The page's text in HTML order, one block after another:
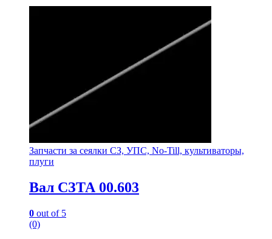
Запчасти за сеялки СЗ, УПС, No-Till, культиваторы,
плуги
Вал СЗТА 00.603
0 out of 5
(0)